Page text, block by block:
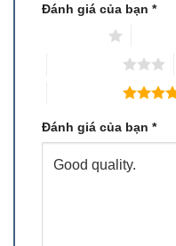
Đánh giá của bạn *
Đánh giá của bạn *